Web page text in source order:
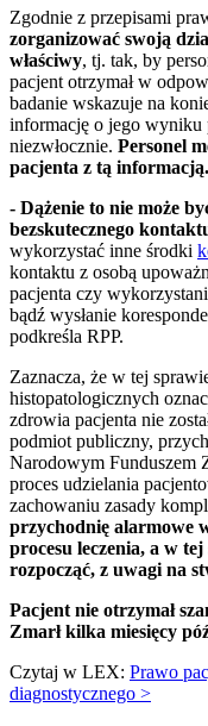
Zgodnie z przepisami
zorganizować swoją
właściwy, tj. tak, by
pacjent otrzymał w
badanie wskazuje na
informację o jego wyniku
niezwłocznie. Personel
pacjenta z tą informacją.
- Dążenie to nie może
bezskutecznego
wykorzystać inne środki
kontaktu z osobą
pacjenta czy
bądź wysłanie
podkreśla RPP.
Zaznacza, że w tej
histopatologicznych
zdrowia pacjenta nie
podmiot publiczny,
Narodowym Funduszem
proces udzielania
zachowaniu zasady
przychodnię alarmowe
procesu leczenia, a w
rozpocząć, z uwagi na
Pacjent nie otrzymał
Zmarł kilka miesięcy
Czytaj w LEX: Prawo
diagnostycznego >